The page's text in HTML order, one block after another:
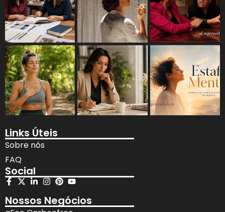
Links Úteis
Sobre nós
FAQ
Social
Nossos Negócios